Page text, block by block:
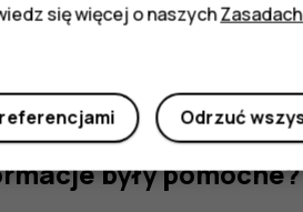
były pomocne?
się więcej o naszych
Odrzuć